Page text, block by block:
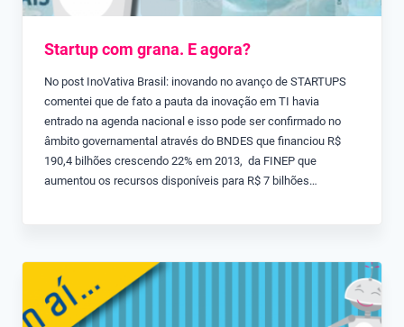
Startup com grana. E agora?
No post InoVativa Brasil: inovando no avanço de STARTUPS
comentei que de fato a pauta da inovação em TI havia
entrado na agenda nacional e isso pode ser confirmado no
âmbito governamental através do BNDES que financiou R$
190,4 bilhões crescendo 22% em 2013, da FINEP que
aumentou os recursos disponíveis para R$ 7 bilhões…